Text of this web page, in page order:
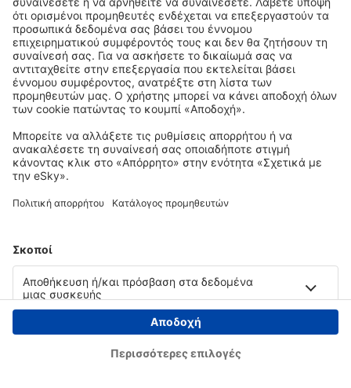
Copyright © eSky.gr. Με την επιφύλαξη παντός νομίμου δικαιώματος.